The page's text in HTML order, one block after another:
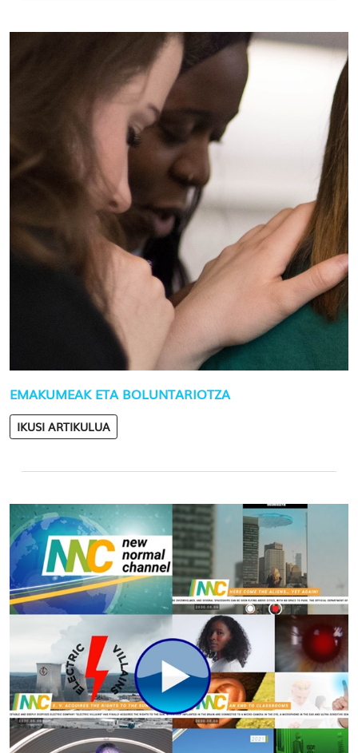
EMAKUMEAK ETA BOLUNTARIOTZA
IKUSI ARTIKULUA